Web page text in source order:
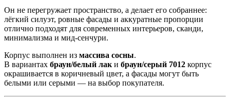
Он не перегружает пространство, а делает его собраннее:
лёгкий силуэт, ровные фасады и аккуратные пропорции
отлично подходят для современных интерьеров, сканди,
минимализма и мид-сенчури.
Корпус выполнен из массива сосны.
В вариантах браун/белый лак и браун/серый 7012 корпус
окрашивается в коричневый цвет, а фасады могут быть
белыми или серыми — на выбор покупателя.